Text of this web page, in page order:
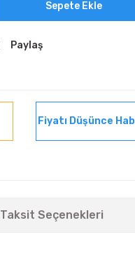
Sepete Ekle
Paylaş
Fiyatı Düşünce
Taksit Seçenekleri